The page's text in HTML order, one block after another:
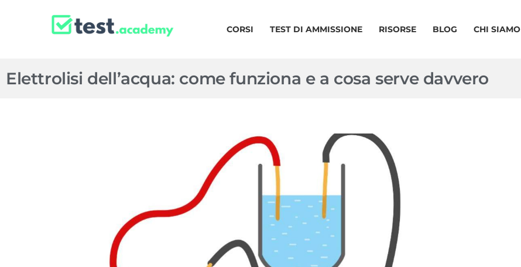
CORSI TEST DI AMMISSIONE RISORSE BLOG CHI SIAMO
Elettrolisi dell’acqua: come funziona e a cosa serve davvero